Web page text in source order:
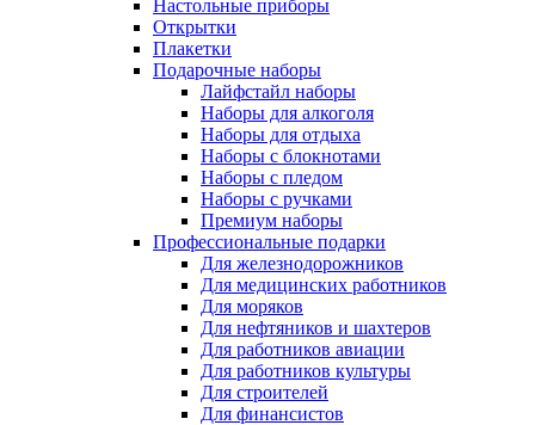
Настольные приборы
Открытки
Плакетки
Подарочные наборы
Лайфстайл наборы
Наборы для алкоголя
Наборы для отдыха
Наборы с блокнотами
Наборы с пледом
Наборы с ручками
Премиум наборы
Профессиональные подарки
Для железнодорожников
Для медицинских работников
Для моряков
Для нефтяников и шахтеров
Для работников авиации
Для работников культуры
Для строителей
Для финансистов